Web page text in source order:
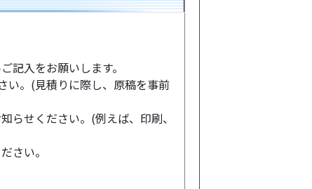
記入をお願いします。
い。(見積りに際し、原稿を事前
らせください。(例えば、印刷、
さい。